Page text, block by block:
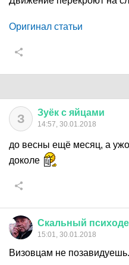
Оригинал статьи
З Зуёк с яйцами
14:57, 30.01.2018
до весны ещё месяц, а
доколе
Скальный
15:01, 30.01.2018
Визовцам не